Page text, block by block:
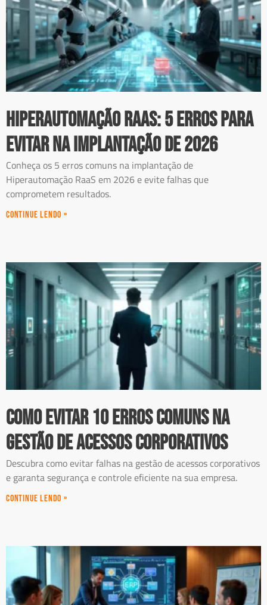
Hiperautomação RaaS: 5 erros para
evitar na implantação de 2026
Conheça os 5 erros comuns na implantação de
Hiperautomação RaaS em 2026 e evite falhas que
comprometem resultados.
Continue Lendo »
Como evitar 10 erros comuns na
gestão de acessos corporativos
Descubra como evitar falhas na gestão de acessos corporativos
e garanta segurança e controle eficiente na sua empresa.
Continue Lendo »